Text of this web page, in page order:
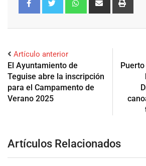
Artículo anterior
El Ayuntamiento de
Teguise abre la inscripción
para el Campamento de
Verano 2025
Artículos Relacionados